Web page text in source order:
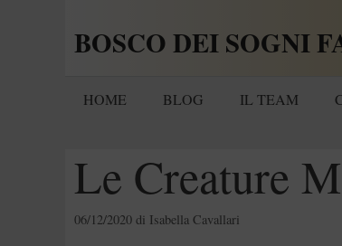
BOSCO DEI SOGNI
HOME BLOG IL TEAM
Le Creature
06/12/2020 di Isabella Cavallari